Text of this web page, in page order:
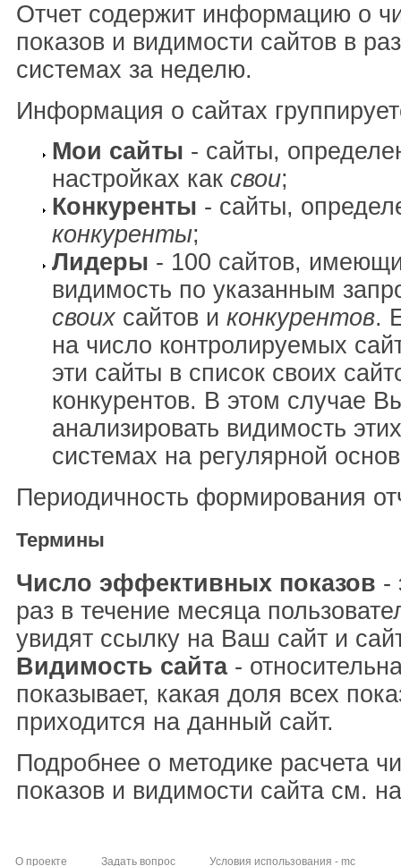
Отчет содержит информацию о
показов и видимости сайтов в
системах за неделю.
Информация о сайтах
Мои сайты - сайты,
настройках как свои;
Конкуренты - сайты,
конкуренты;
Лидеры - 100 сайтов,
видимость по указанным
своих сайтов и конкурентов.
на число контролируемых
эти сайты в список своих
конкурентов. В этом случае
анализировать видимость
системах на регулярной
Периодичность формирования
Термины
Число эффективных показов -
раз в течение месяца
увидят ссылку на Ваш сайт и
Видимость сайта-
показывает, какая доля всех
приходится на данный сайт.
Подробнее о методике расчета
показов и видимости сайта см.
О проекте Задать вопрос Условия использования - mc